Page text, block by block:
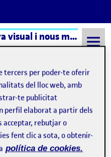
Seminari de cultura visual i nous mitjans – Aula 1
U (2024) Lo que partió de cero
(2024) Lo
cero
tercers per poder-te oferir
del lloc web, amb
te publicitat
perfil elaborat a partir dels
acceptar, rebutjar o
fent clic a sota, o obtenir-
política de cookies.